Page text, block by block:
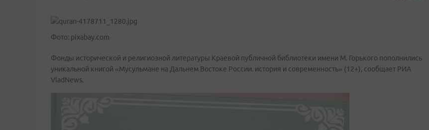
Фото: pixabay.com
Фонды исторической и религиозной литературы Краевой публичной библиотеки имени М. Горького пополнились
уникальной книгой «Мусульмане на Дальнем Востоке России. история и современность» (12+), сообщает РИА
VladNews.